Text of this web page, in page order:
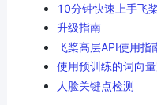
10分钟快速上手飞
升级指南
飞桨高层API使用指
使用预训练的词向
人脸关键点检测